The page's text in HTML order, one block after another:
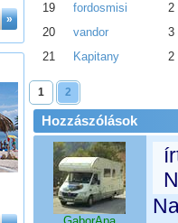
»
19
fordosmisi
2
20
vandor
3
21
Kapitany 2
1 2
Hozzászólások